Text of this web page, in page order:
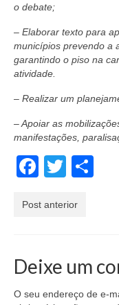
o debate;
– Elaborar texto para
municípios prevendo a
garantindo o piso na
atividade.
– Realizar um
– Apoiar as
manifestações,
Twitter
Post anterior
Deixe um
O seu endereço de e-